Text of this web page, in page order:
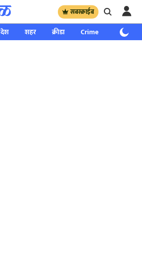
सबस्क्राईब
देश शहर क्रीडा Crime साप्ताहिक